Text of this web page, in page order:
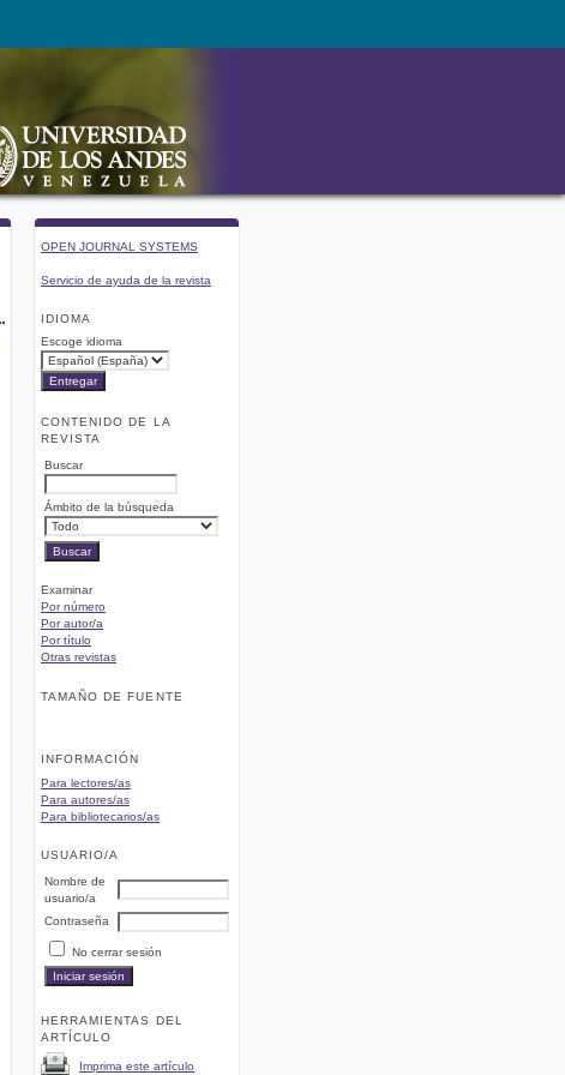
OPEN JOURNAL SYSTEMS
Servicio de ayuda de la revista
IDIOMA
Escoge idioma
CONTENIDO DE LA
REVISTA
Buscar
Ámbito de la búsqueda
Examinar
Por número
Por autor/a
Por título
Otras revistas
TAMAÑO DE FUENTE
INFORMACIÓN
Para lectores/as
Para autores/as
Para bibliotecarios/as
USUARIO/A
Nombre de
usuario/a
Contraseña
No cerrar sesión
HERRAMIENTAS DEL
ARTÍCULO
Imprima este artículo